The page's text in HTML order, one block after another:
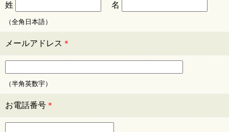
姓 名
（全角日本語）
メールアドレス ＊
（半角英数宇）
お電話番号 ＊